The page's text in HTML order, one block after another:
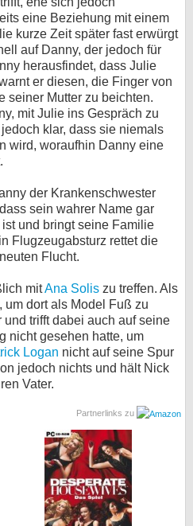
eine Beziehung mit einem
kurze Zeit später fast erwürgt
auf Danny, der jedoch für
herausfindet, dass Julie
er diesen, die Finger von
seiner Mutter zu beichten.
mit Julie ins Gespräch zu
klar, dass sie niemals
wird, woraufhin Danny eine
der Krankenschwester
sein wahrer Name gar
und bringt seine Familie
Flugzeugabsturz rettet die
Flucht.
mitAna Solis zu treffen. Als
dort als Model Fuß zu
trifft dabei auch auf seine
nicht gesehen hatte, um
Logan nicht auf seine Spur
jedoch nichts und hält Nick
Vater.
Partnerlinks zu
Ansicht